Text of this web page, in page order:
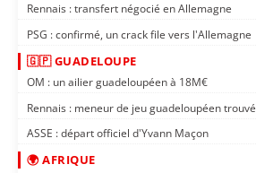
Rennais : transfert négocié en Allemagne
PSG : confirmé, un crack file vers l'Allemagne
🇬🇵 GUADELOUPE
OM : un ailier guadeloupéen à 18M€
Rennais : meneur de jeu guadeloupéen trouvé
ASSE : départ officiel d'Yvann Maçon
🌍 AFRIQUE